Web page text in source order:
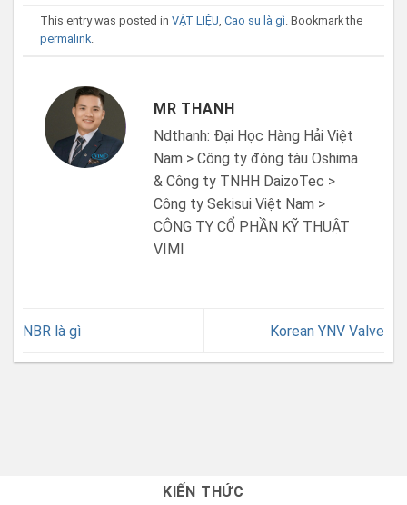
This entry was posted inVẬT LIỆU ,Cao su là gì . Bookmark the
permalink
MR THANH
Ndthanh: Đại Học Hàng Hải Việt
Nam > Công ty đóng tàu Oshima
& Công ty TNHH DaizoTec >
Công ty Sekisui Việt Nam >
CÔNG TY CỔ PHẦN KỸ THUẬT
VIMI
NBR là gì Korean YNV Valve
KIẾN THỨC